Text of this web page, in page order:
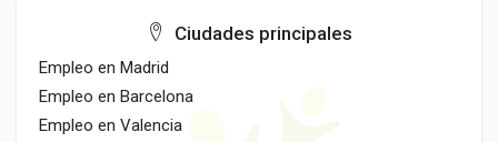
Ciudades principales
Empleo en Madrid
Empleo en Barcelona
Empleo en Valencia